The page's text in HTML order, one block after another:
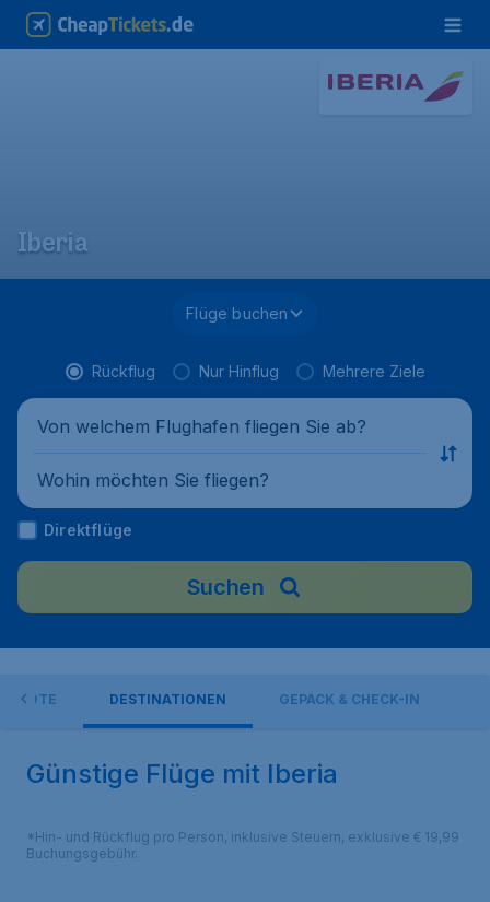
Iberia
Flüge buchen
Rückflug Nur Hinflug Mehrere Ziele
Von welchem Flughafen fliegen Sie ab?
Wohin möchten Sie fliegen?
Direktflüge
Suchen
DESTINATIONEN GEPÄCK & CHECK-IN
Günstige Flüge mit Iberia
*Hin- und Rückflug pro Person, inklusive Steuern, exklusive € 19,99
Buchungsgebühr.